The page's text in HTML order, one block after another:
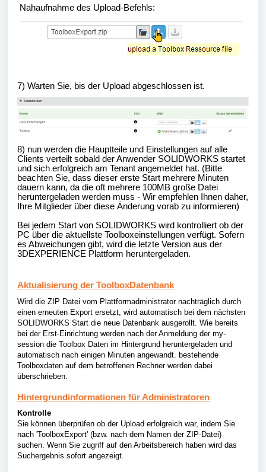
Nahaufnahme des Upload-Befehls:
7) Warten Sie, bis der Upload abgeschlossen ist.
8) nun werden die Hauptteile und Einstellungen auf alle
Clients verteilt sobald der Anwender SOLIDWORKS startet
und sich erfolgreich am Tenant angemeldet hat. (Bitte
beachten Sie, dass dieser erste Start mehrere Minuten
dauern kann, da die oft mehrere 100MB große Datei
heruntergeladen werden muss - Wir empfehlen Ihnen daher,
Ihre Mitglieder über diese Änderung vorab zu informieren)
Bei jedem Start von SOLIDWORKS wird kontrolliert ob der
PC über die aktuellste Toolboxeinstellungen verfügt. Sofern
es Abweichungen gibt, wird die letzte Version aus der
3DEXPERIENCE Plattform heruntergeladen.
Aktualisierung der ToolboxDatenbank
Wird die ZIP Datei vom Plattformadministrator nachträglich durch
einen erneuten Export ersetzt , wird automatisch bei dem nächsten
SOLIDWORKS Start die neue Datenbank ausgerollt. Wie bereits
bei der Erst-Einrichtung werden nach der Anmeldung der my-
session die Toolbox Daten im Hintergrund heruntergeladen und
automatisch nach einigen Minuten angewandt. bestehende
Toolboxdaten auf dem betroffenen Rechner werden dabei
überschrieben.
Hintergrundinformationen für Administratoren
Kontrolle
Sie können überprüfen ob der Upload erfolgreich war, indem Sie
nach 'ToolboxExport' (bzw. nach dem Namen der ZIP-Datei)
suchen. Wenn Sie zugriff auf den Arbeitsbereich haben wird das
Suchergebnis sofort angezeigt.